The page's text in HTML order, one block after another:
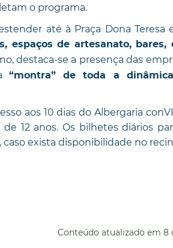
o programa.
até à Praça Dona Teresa
espaços de artesanato, bares,
destaca-se a presença das
“montra” de toda a
aos 10 dias do Albergaria
12 anos. Os bilhetes diários
exista disponibilidade no
Conteúdo atualizado em 8